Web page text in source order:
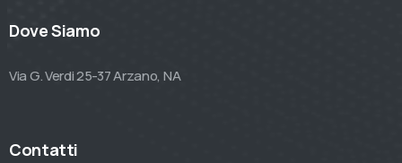
Dove Siamo
Via G. Verdi 25-37 Arzano, NA
Contatti